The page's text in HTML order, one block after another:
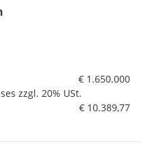
€ 1.650.000
zzgl. 20% USt.
€ 10.389,77